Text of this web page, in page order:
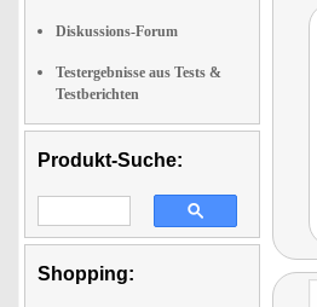
Diskussions-Forum
Testergebnisse aus Tests &
Testberichten
Produkt-Suche:
Shopping: